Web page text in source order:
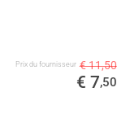
Prix ​​du fournisseur € 11,50
€ 7,50